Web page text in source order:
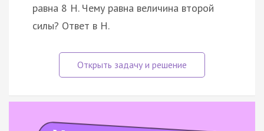
равна 8 Н. Чему равна величина второй
силы? Ответ в Н.